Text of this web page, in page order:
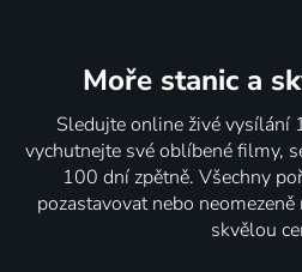
Moře stanic a
Sledujte online živé vysílání
vychutnejte své oblíbené filmy,
100 dní zpětně. Všechny
pozastavovat nebo
skvělou